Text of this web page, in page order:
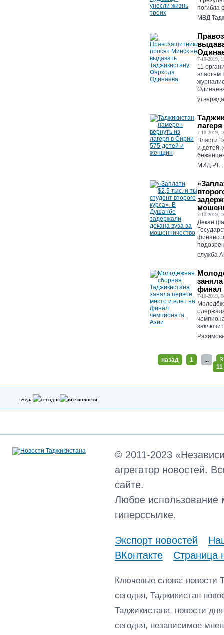
погибла
МВД
7-10-2019,
11
властям
7-10-2019,
Власти
и детей,
МИД
7-10-2019,
Декан
служба
финал
7-10-2019,
назад 1 ...
3
11
вчера сегодня все новости
© 2011-2023
агрегатор новостей.
сайте.
Любое использование
гиперссылке.
Экспорт новостей
ВКонтакте
Страница
Ключевые слова: новости
сегодня, Таджикистан
Таджикистана, новости
сегодня, независимое